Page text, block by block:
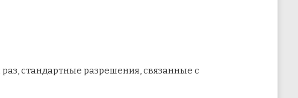
стандартные разрешения, связанные с